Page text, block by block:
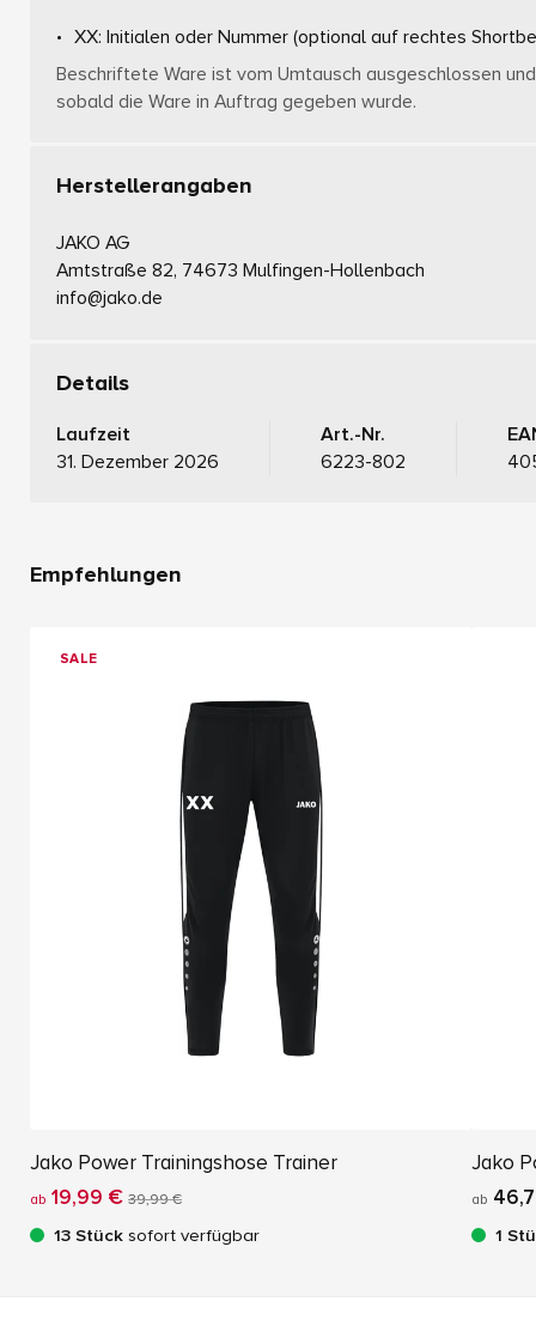
XX: Initialen oder Nummer (optional auf rechtes
Beschriftete Ware ist vom Umtausch ausgeschlossen
sobald die Ware in Auftrag gegeben wurde.
Herstellerangaben
JAKO AG
Amtstraße 82, 74673 Mulfingen-Hollenbach
info@jako.de
Details
Laufzeit
31. Dezember 2026
Art.-Nr.
6223-802
Empfehlungen
SALE
Jako Power Trainingshose Trainer
ab 19,99 € 39,99 €
13 Stück sofort verfügbar
Jako
ab
1